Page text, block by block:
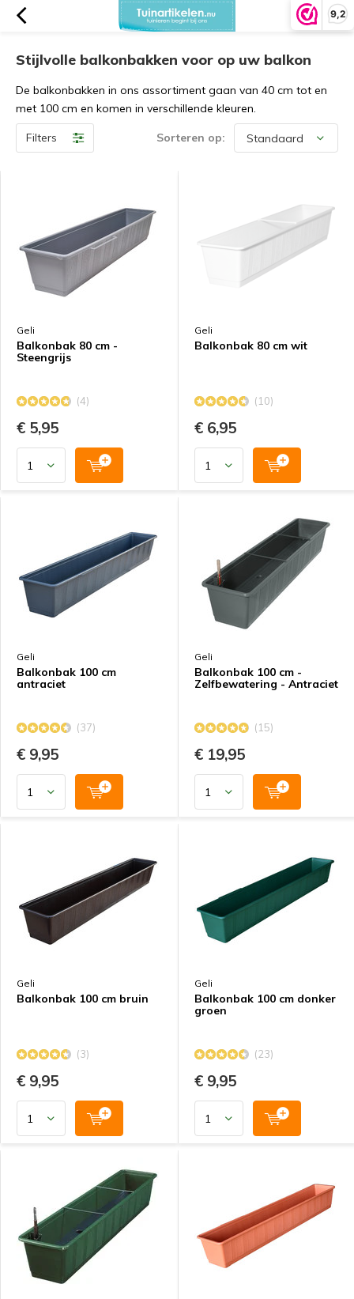
9,2
Stijlvolle balkonbakken voor op uw balkon
De balkonbakken in ons assortiment gaan van 40 cm tot en
met 100 cm en komen in verschillende kleuren.
Filters Sorteren op:
Geli
Balkonbak 80 cm -
Steengrijs
(4)
€ 5,95
Geli
Balkonbak 80 cm wit
(10)
€ 6,95
Geli
Balkonbak 100 cm
antraciet
(37)
€ 9,95
Geli
Balkonbak 100 cm -
Zelfbewatering - Antraciet
(15)
€ 19,95
Geli
Balkonbak 100 cm bruin
(3)
€ 9,95
Geli
Balkonbak 100 cm donker
groen
(23)
€ 9,95